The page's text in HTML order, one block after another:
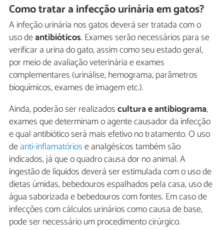
Como tratar a infecção urinária em gatos?
A infeção urinária nos gatos deverá ser tratada com o
uso deantibióticos. Exames serão necessários para se
verificar a urina do gato, assim como seu estado geral,
por meio de avaliação veterinária e exames
complementares (urinálise, hemograma, parâmetros
bioquímicos, exames de imagem etc.).
Ainda, poderão ser realizadoscultura e antibiograma,
exames que determinam o agente causador da infecção
e qual antibiótico será mais efetivo no tratamento. O uso
deanti-inflamatóriose analgésicos também são
indicados, já que o quadro causa dor no animal. A
ingestão de líquidos deverá ser estimulada com o uso de
dietas úmidas, bebedouros espalhados pela casa, uso de
água saborizada e bebedouros com fontes. Em caso de
infecções com cálculos urinários como causa de base,
pode ser necessário um procedimento cirúrgico.